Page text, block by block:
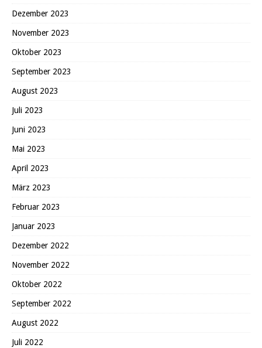
Dezember 2023
November 2023
Oktober 2023
September 2023
August 2023
Juli 2023
Juni 2023
Mai 2023
April 2023
März 2023
Februar 2023
Januar 2023
Dezember 2022
November 2022
Oktober 2022
September 2022
August 2022
Juli 2022